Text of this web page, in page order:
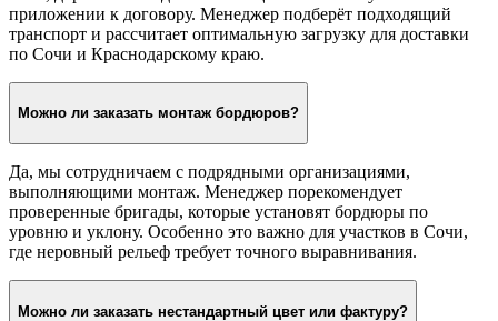
приложении к договору. Менеджер подберёт подходящий
транспорт и рассчитает оптимальную загрузку для доставки
по Сочи и Краснодарскому краю.
Можно ли заказать монтаж бордюров?
Да, мы сотрудничаем с подрядными организациями,
выполняющими монтаж. Менеджер порекомендует
проверенные бригады, которые установят бордюры по
уровню и уклону. Особенно это важно для участков в Сочи,
где неровный рельеф требует точного выравнивания.
Можно ли заказать нестандартный цвет или фактуру?